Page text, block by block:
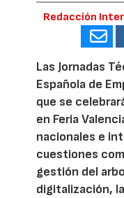
Redacción
Las Jornadas
Española de
que se
en Feria
nacionales e
cuestiones
gestión del
digitalización,